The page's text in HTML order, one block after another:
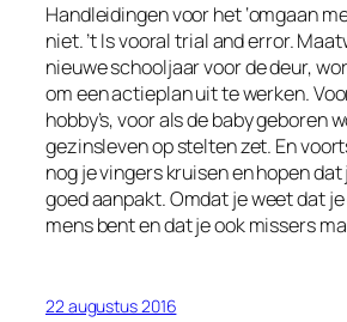
Handleidingen voor het ‘omgaan
niet. ’t Is vooral trial and error.
nieuwe schooljaar voor de deur,
om een actieplan uit te werken.
hobby’s, voor als de baby geboren
gezinsleven op stelten zet. En
nog je vingers kruisen en hopen
goed aanpakt. Omdat je weet dat
mens bent en dat je ook missers
22 augustus 2016